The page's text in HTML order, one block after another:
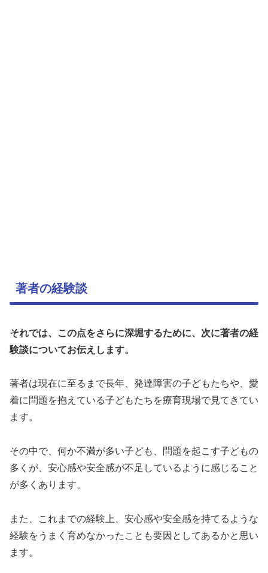
著者の経験談
それでは、この点をさらに深堀するために、次に著者の経
験談についてお伝えします。
著者は現在に至るまで長年、発達障害の子どもたちや、愛
着に問題を抱えている子どもたちを療育現場で見てきてい
ます。
その中で、何か不満が多い子ども、問題を起こす子どもの
多くが、安心感や安全感が不足しているように感じること
が多くあります。
また、これまでの経験上、安心感や安全感を持てるような
経験をうまく育めなかったことも要因としてあるかと思い
ます。